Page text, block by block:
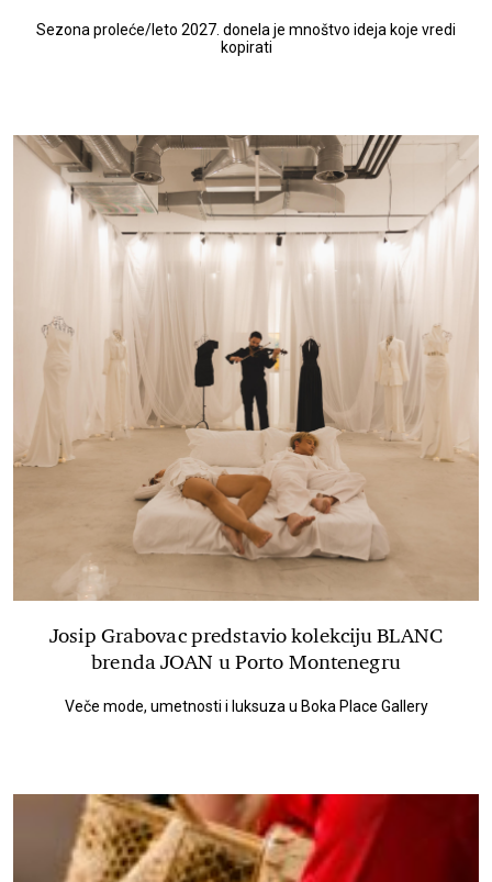
Sezona proleće/leto 2027. donela je mnoštvo ideja koje vredi
kopirati
Josip Grabovac predstavio kolekciju BLANC
brenda JOAN u Porto Montenegru
Veče mode, umetnosti i luksuza u Boka Place Gallery